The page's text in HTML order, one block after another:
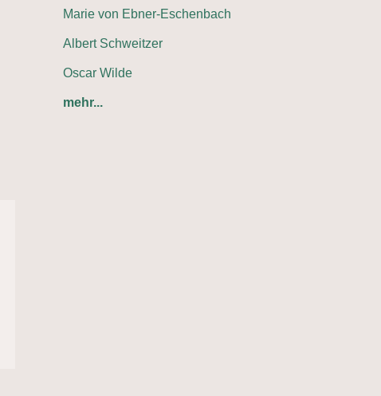
Marie von Ebner-Eschenbach
Albert Schweitzer
Oscar Wilde
mehr...